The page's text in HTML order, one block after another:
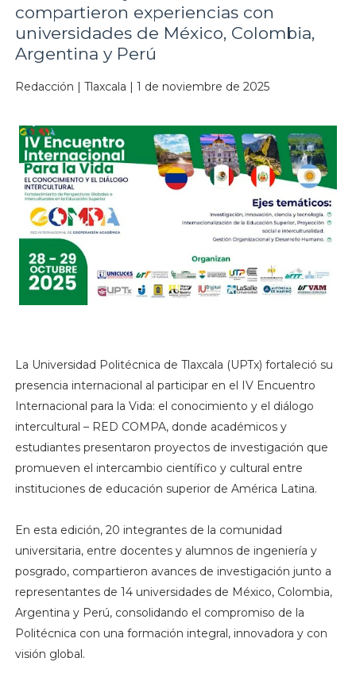
compartieron experiencias con
universidades de México, Colombia,
Argentina y Perú
Redacción | Tlaxcala | 1 de noviembre de 2025
La Universidad Politécnica de Tlaxcala (UPTx) fortaleció su
presencia internacional al participar en el IV Encuentro
Internacional para la Vida: el conocimiento y el diálogo
intercultural – RED COMPA, donde académicos y
estudiantes presentaron proyectos de investigación que
promueven el intercambio científico y cultural entre
instituciones de educación superior de América Latina.
En esta edición, 20 integrantes de la comunidad
universitaria, entre docentes y alumnos de ingeniería y
posgrado, compartieron avances de investigación junto a
representantes de 14 universidades de México, Colombia,
Argentina y Perú, consolidando el compromiso de la
Politécnica con una formación integral, innovadora y con
visión global.